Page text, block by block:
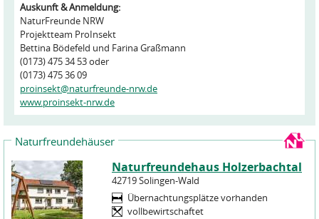
Auskunft & Anmeldung:
NaturFreunde NRW
Projektteam ProInsekt
Bettina Bödefeld und Farina Graßmann
(0173) 475 34 53 oder
(0173) 475 36 09
proinsekt@naturfreunde-nrw.de
www.proinsekt-nrw.de
Naturfreundehäuser
Naturfreundehaus Holzerbachtal
42719 Solingen-Wald
Übernachtungsplätze vorhanden
vollbewirtschaftet